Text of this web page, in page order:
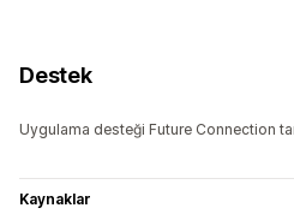
Destek
Uygulama desteği Future Connection
Kaynaklar